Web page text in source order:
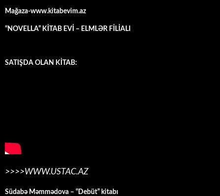
Mağaza-www.kitabevim.az
“NOVELLA” KİTAB EVİ – ELMLƏR FİLİALI
SATIŞDA OLAN KİTAB:
>>>>WWW.USTAC.AZ
Südabə Məmmədova – “Debüt” kitabı